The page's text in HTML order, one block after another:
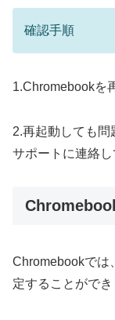
確認手順
1.Chromebookを
2.再起動しても
サポートに連絡し
Chromebookでは
定することができ